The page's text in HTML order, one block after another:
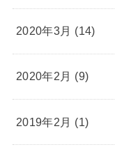
2020年3月 (14)
2020年2月 (9)
2019年2月 (1)